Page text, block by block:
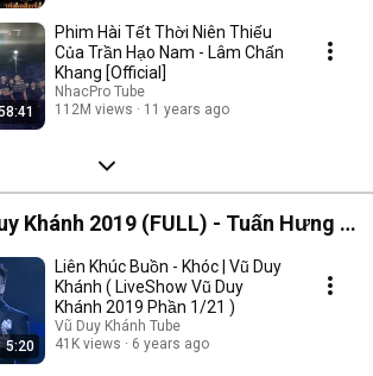
Phim Hài Tết Thời Niên Thiếu
Của Trần Hạo Nam - Lâm Chấn
Khang [Official]
NhacPro Tube
112M views
11 years ago
Khánh 2019 (FULL) - Tuấn Hưng ,
Yến
5:20
Liên Khúc Buồn - Khóc | Vũ Duy
Khánh ( LiveShow Vũ Duy
Khánh 2019 Phần 1/21 )
Vũ Duy Khánh Tube
41K views
6 years ago